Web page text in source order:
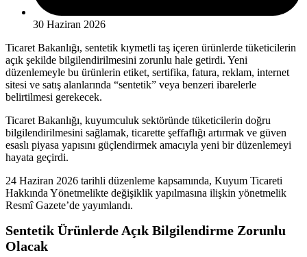
30 Haziran 2026
Ticaret Bakanlığı, sentetik kıymetli taş içeren ürünlerde tüketicilerin
açık şekilde bilgilendirilmesini zorunlu hale getirdi. Yeni
düzenlemeyle bu ürünlerin etiket, sertifika, fatura, reklam, internet
sitesi ve satış alanlarında “sentetik” veya benzeri ibarelerle
belirtilmesi gerekecek.
Ticaret Bakanlığı, kuyumculuk sektöründe tüketicilerin doğru
bilgilendirilmesini sağlamak, ticarette şeffaflığı artırmak ve güven
esaslı piyasa yapısını güçlendirmek amacıyla yeni bir düzenlemeyi
hayata geçirdi.
24 Haziran 2026 tarihli düzenleme kapsamında, Kuyum Ticareti
Hakkında Yönetmelikte değişiklik yapılmasına ilişkin yönetmelik
Resmî Gazete’de yayımlandı.
Sentetik Ürünlerde Açık Bilgilendirme Zorunlu
Olacak